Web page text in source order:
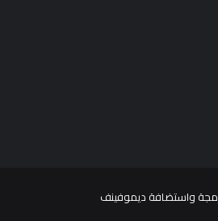
واستضافة ديموفينف